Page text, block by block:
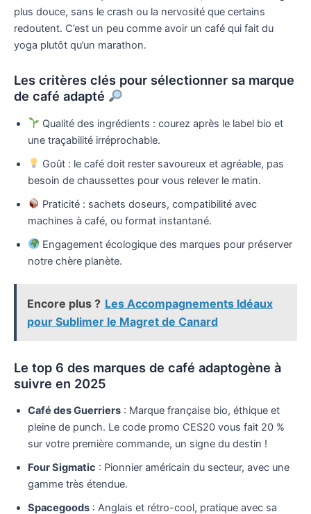
plus douce, sans le crash ou la nervosité que certains
redoutent. C’est un peu comme avoir un café qui fait du
yoga plutôt qu’un marathon.
Les critères clés pour sélectionner sa marque
de café adapté
Qualité des ingrédients : courez après le label bio et
une traçabilité irréprochable.
Goût : le café doit rester savoureux et agréable, pas
besoin de chaussettes pour vous relever le matin.
Praticité : sachets doseurs, compatibilité avec
machines à café, ou format instantané.
Engagement écologique des marques pour préserver
notre chère planète.
Encore plus ? Les Accompagnements Idéaux
pour Sublimer le Magret de Canard
Le top 6 des marques de café adaptogène à
suivre en 2025
Café des Guerriers : Marque française bio, éthique et
pleine de punch. Le code promo CES20 vous fait 20 %
sur votre première commande, un signe du destin !
Four Sigmatic : Pionnier américain du secteur, avec une
gamme très étendue.
Spacegoods : Anglais et rétro-cool, pratique avec sa